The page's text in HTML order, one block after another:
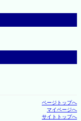
ページトップへ
マイページへ
サイトトップへ